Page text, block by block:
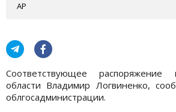
АР
Соответствующее распоряжение
области Владимир Логвиненко,
облгосадминистрации.